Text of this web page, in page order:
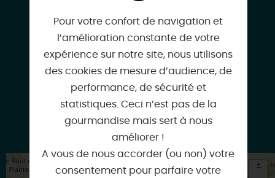
atlasbiodiversite@beaulieu-sur-loire.fr
+
Pour votre confort de navigation et
l’amélioration constante de votre
expérience sur notre site, nous utilisons
des cookies de mesure d’audience, de
performance, de sécurité et
statistiques. Ceci n’est pas de la
gourmandise mais sert à nous
améliorer !
A vous de nous accorder (ou non) votre
consentement pour parfaire votre